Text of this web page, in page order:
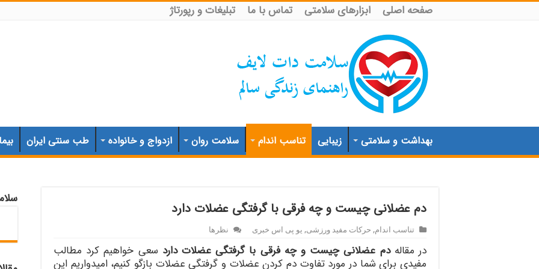
صفحه اصلی ابزارهای سلامتی تماس با ما تبلیغات و رپورتاژ
بهداشت و سلامتی زیبایی تناسب اندام سلامت روان ازدواج و خانواده طب سنتی ایران
دم عضلانی چیست و چه فرقی با گرفتگی عضلات دارد
تناسب اندام, حرکات مفید ورزشی, یو پی اس خبری نظرها
در مقالهدم عضلانی چیست و چه فرقی با گرفتگی عضلات دارد سعی خواهیم کرد مطالب
مفیدی برای شما در مورد تفاوت دم کردن عضلات و گرفتگی عضلات بازگو کنیم، امیدواریم این